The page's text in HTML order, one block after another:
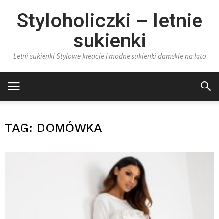
Styloholiczki – letnie
sukienki
Letni sukienki Stylowe kreacje i modne sukienki damskie na lato
TAG: DOMÓWKA